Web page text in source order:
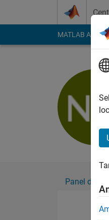
MATLAB
Panel de